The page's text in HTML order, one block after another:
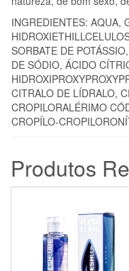
INGREDIENTES: AQUA,
SORBATE DE
DE SÓDIO, ÁCIDO
CITRALO DE LÍDRALO,
CROPILORALÉRIMO
CROPÍLO-
Produtos